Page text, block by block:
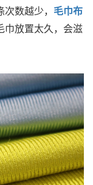
数越少， 毛巾布
巾放置太久，会滋